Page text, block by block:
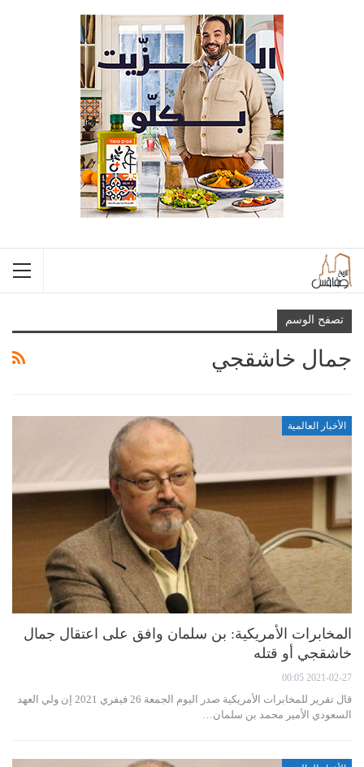
تصفح الوسم
جمال خاشقجي
الأخبار العالمية
المخابرات الأمريكية: بن سلمان وافق على اعتقال جمال
خاشقجي أو قتله
2021-02-27 00:05
قال تقرير للمخابرات الأمريكية صدر اليوم الجمعة 26 فيفري 2021 إن ولي العهد
السعودي الأمير محمد بن سلمان…